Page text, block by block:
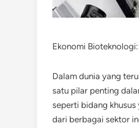
Ekonomi
Dalam dunia yang
satu pilar penting
seperti bidang
dari berbagai sektor